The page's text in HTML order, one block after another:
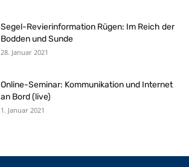
Segel-Revierinformation Rügen: Im Reich der
Bodden und Sunde
28. Januar 2021
Online-Seminar: Kommunikation und Internet
an Bord (live)
1. Januar 2021